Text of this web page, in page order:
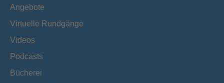
Angebote
Virtuelle Rundgänge
Videos
Podcasts
Bücherei